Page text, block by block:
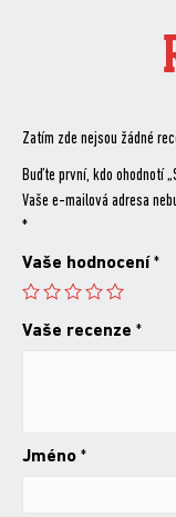
Zatím zde nejsou žádné
Buďte první, kdo ohodnotí
Vaše e-mailová adresa
*
Vaše hodnocení *
Vaše recenze *
Jméno *